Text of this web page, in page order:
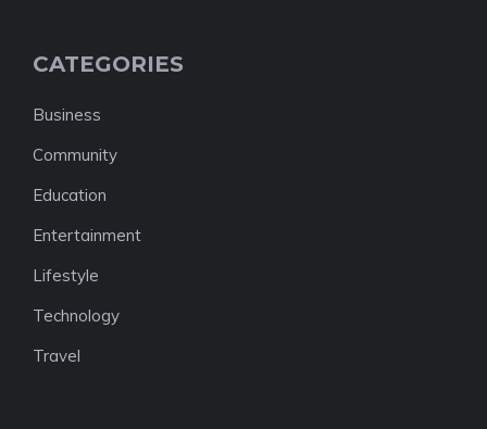
CATEGORIES
Business
Community
Education
Entertainment
Lifestyle
Technology
Travel